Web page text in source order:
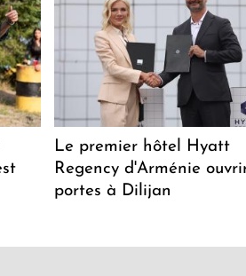
Le premier hôtel Hyatt
Regency d'Arménie
portes à Dilijan